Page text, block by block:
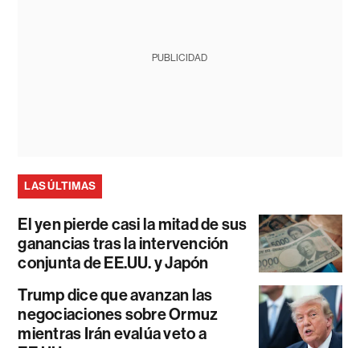
PUBLICIDAD
LAS ÚLTIMAS
El yen pierde casi la mitad de sus
ganancias tras la intervención
conjunta de EE.UU. y Japón
Trump dice que avanzan las
negociaciones sobre Ormuz
mientras Irán evalúa veto a